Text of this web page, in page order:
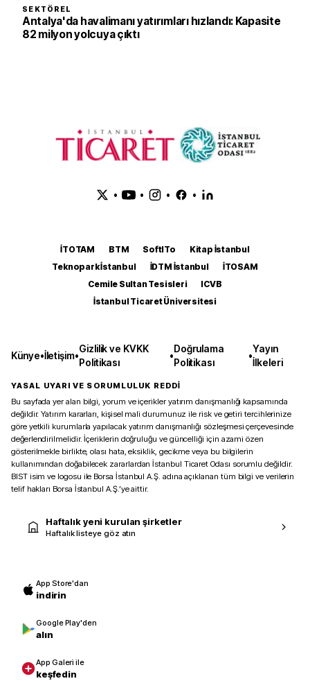
SEKTÖREL
Antalya'da havalimanı yatırımları hızlandı: Kapasite
82 milyon yolcuya çıktı
• • • •
İTOTAM BTM SoftITo
Kitap İstanbul
Teknopark İstanbul
İDTM İstanbul
İTOSAM
Cemile Sultan Tesisleri
ICVB
İstanbul Ticaret Üniversitesi
Künye•İletişim•
Gizlilik ve KVKK
Politikası
•
Doğrulama
Politikası
•
Yayın
İlkeleri
YASAL UYARI VE SORUMLULUK REDDİ
Bu sayfada yer alan bilgi, yorum ve içerikler yatırım danışmanlığı kapsamında
değildir. Yatırım kararları, kişisel mali durumunuz ile risk ve getiri tercihlerinize
göre yetkili kurumlarla yapılacak yatırım danışmanlığı sözleşmesi çerçevesinde
değerlendirilmelidir. İçeriklerin doğruluğu ve güncelliği için azami özen
gösterilmekle birlikte, olası hata, eksiklik, gecikme veya bu bilgilerin
kullanımından doğabilecek zararlardan İstanbul Ticaret Odası sorumlu değildir.
BIST isim ve logosu ile Borsa İstanbul A.Ş. adına açıklanan tüm bilgi ve verilerin
telif hakları Borsa İstanbul A.Ş.’ye aittir.
Haftalık yeni kurulan şirketler
Haftalık listeye göz atın
App Store'dan
indirin
Google Play'den
alın
App Galeri ile
keşfedin